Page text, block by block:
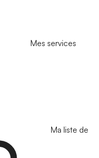
Mes services
Ma liste de